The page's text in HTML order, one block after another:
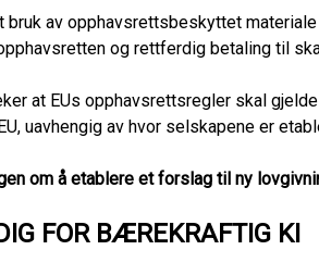
av opphavsrettsbeskyttet
og rettferdig betaling til
at EUs opphavsrettsregler skal
uavhengig av hvor selskapene er
om å etablere et forslag til ny
FOR BÆREKRAFTIG KI